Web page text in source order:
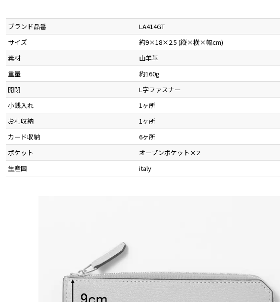
ブランド品番
LA414GT
サイズ
約9×18×2.5 (縦×横×幅cm)
素材
山羊革
重量
約160g
開閉
L字ファスナー
小銭入れ
1ヶ所
お札収納
1ヶ所
カード収納
6ヶ所
ポケット
オープンポケット×2
生産国
italy